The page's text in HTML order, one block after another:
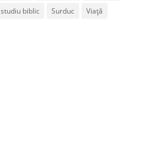
studiu biblic Surduc Viață